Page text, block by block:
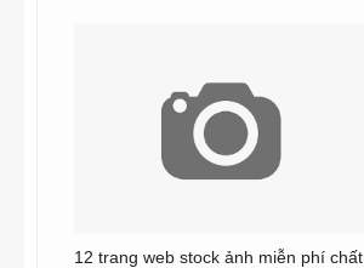
12 trang web stock ảnh miễn phí chất